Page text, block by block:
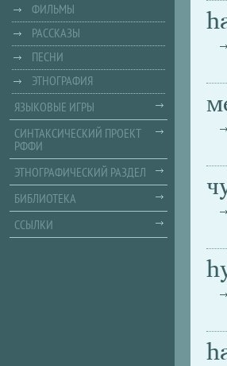
ФИЛЬМЫ
РАССКАЗЫ
ПЕСНИ
ЭТНОГРАФИЯ
ЯЗЫКОВЫЕ ИГРЫ
СИНТАКСИЧЕСКИЙ ПРОЕКТ
РФФИ
ЭТНОГРАФИЧЕСКИЙ РАЗДЕЛ
БИБЛИОТЕКА
ССЫЛКИ